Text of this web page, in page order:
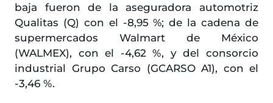
baja fueron de la aseguradora automotriz
Qualitas (Q) con el -8,95 %; de la cadena de
supermercados Walmart de México
(WALMEX), con el -4,62 %, y del consorcio
industrial Grupo Carso (GCARSO A1), con el
-3,46 %.